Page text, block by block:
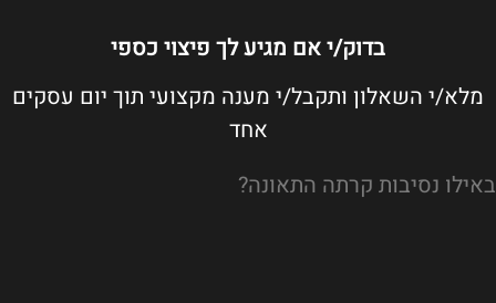
בדוק/י אם מגיע לך פיצוי כספי
מלא/י השאלון ותקבל/י מענה מקצועי תוך יום עסקים
אחד
באילו נסיבות קרתה התאונה?